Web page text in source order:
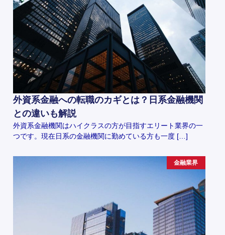
外資系金融への転職のカギとは？日系金融機関
との違いも解説
外資系金融機関はハイクラスの方が目指すエリート業界の一
つです。現在日系の金融機関に勤めている方も一度 […]
金融業界